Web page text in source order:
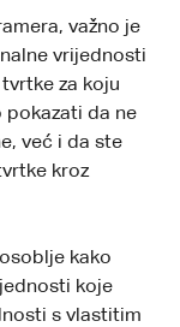
važno je
vrijednosti
za koju
pokazati da ne
već i da ste
kroz
kako
koje
s vlastitim